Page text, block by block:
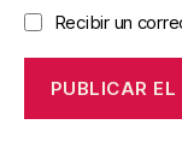
Recibir un